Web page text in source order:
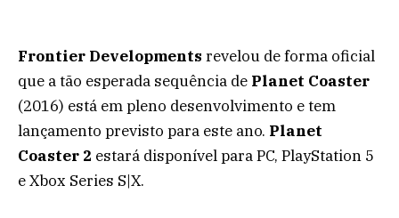
Frontier Developments revelou de forma oficial
que a tão esperada sequência de Planet Coaster
(2016) está em pleno desenvolvimento e tem
lançamento previsto para este ano. Planet
Coaster 2 estará disponível para PC, PlayStation 5
e Xbox Series S|X.